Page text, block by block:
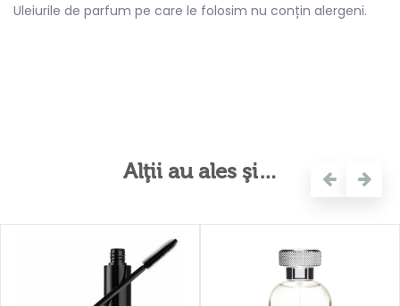
Uleiurile de parfum pe care le folosim nu conțin alergeni.
Alţii au ales şi…